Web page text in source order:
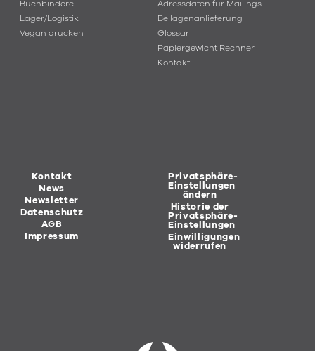
Buchbinderei
Lager/Logistik
Vegan drucken
Adressdaten für Mailings
Beilagenanlieferung
Glossar
Papiergewicht Rechner
Kontakt
Kontakt
News
Newsletter
Datenschutz
AGB
Impressum
Privatsphäre-
Einstellungen
ändern
Historie der
Privatsphäre-
Einstellungen
Einwilligungen
widerrufen